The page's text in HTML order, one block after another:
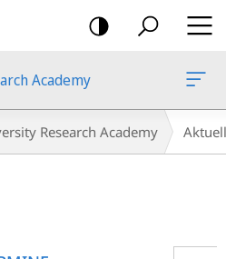
Academy
Research Academy